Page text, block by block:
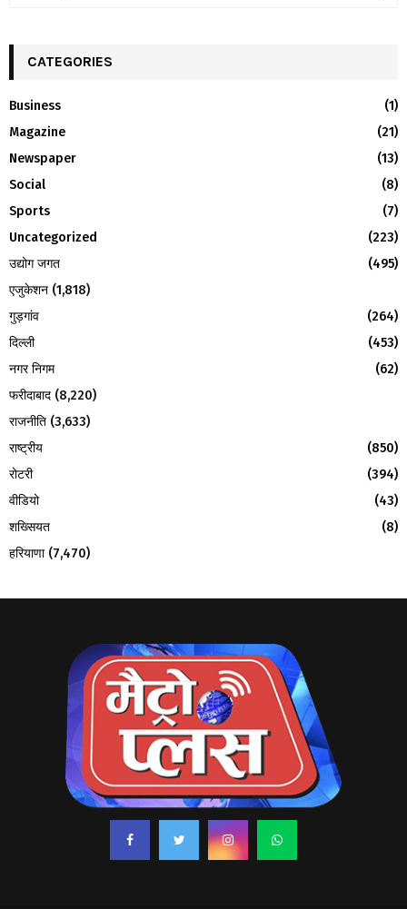
h
o
r
:
R
CATEGORIES
Business
(1)
Magazine
(21)
Newspaper
(13)
Social
(8)
Sports
(7)
Uncategorized
(223)
उद्योग जगत
(495)
एजुकेशन (1,818)
गुड़गांव
(264)
दिल्ली
(453)
नगर निगम
(62)
फरीदाबाद (8,220)
राजनीति (3,633)
राष्ट्रीय
(850)
रोटरी
(394)
वीडियो
(43)
शख्सियत
(8)
हरियाणा(7,470)